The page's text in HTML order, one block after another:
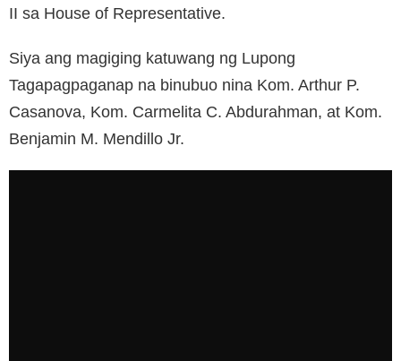
II sa House of Representative.
Siya ang magiging katuwang ng Lupong
Tagapagpaganap na binubuo nina Kom. Arthur P.
Casanova, Kom. Carmelita C. Abdurahman, at Kom.
Benjamin M. Mendillo Jr.